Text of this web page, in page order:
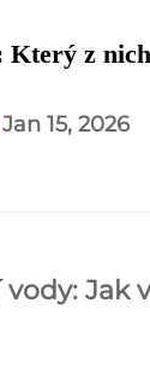
z
Jan 15, 2026
Jak